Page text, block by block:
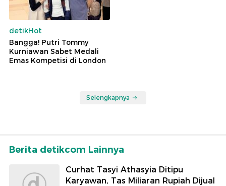
detikHot
Bangga! Putri Tommy
Kurniawan Sabet Medali
Emas Kompetisi di London
Selengkapnya
Berita detikcom Lainnya
Curhat Tasyi Athasyia Ditipu
Karyawan, Tas Miliaran Rupiah Dijual